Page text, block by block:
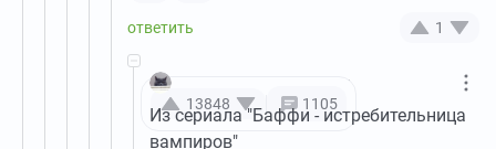
13848 1105
1
4 года назад
Из сериала "Баффи - истребительница
вампиров"